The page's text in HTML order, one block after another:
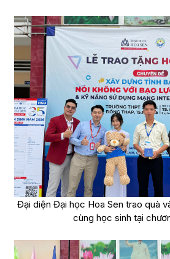
Đại diện Đại học Hoa Sen trao quà
cùng học sinh tại